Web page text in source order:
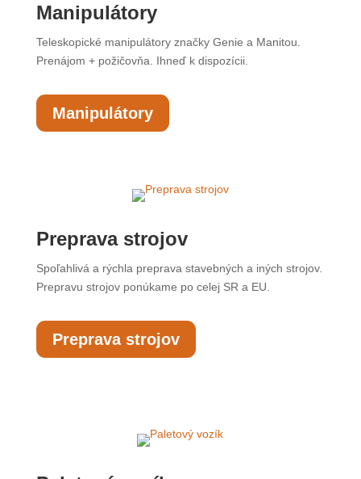
Manipulátory
Teleskopické manipulátory značky Genie a Manitou.
Prenájom + požičovňa. Ihneď k dispozícii.
Manipulátory
Preprava strojov
Spoľahlivá a rýchla preprava stavebných a iných strojov.
Prepravu strojov ponúkame po celej SR a EU.
Preprava strojov